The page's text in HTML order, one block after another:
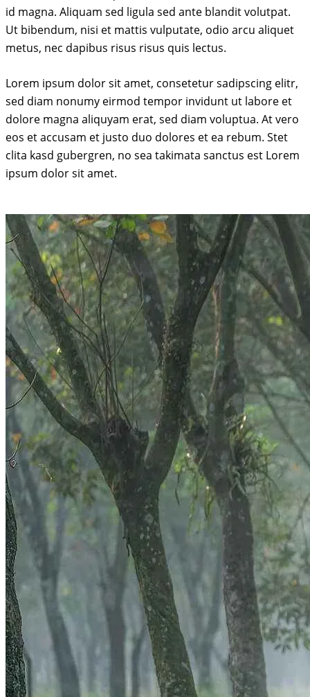
id magna. Aliquam sed ligula sed ante blandit volutpat.
Ut bibendum, nisi et mattis vulputate, odio arcu aliquet
metus, nec dapibus risus risus quis lectus.
Lorem ipsum dolor sit amet, consetetur sadipscing elitr,
sed diam nonumy eirmod tempor invidunt ut labore et
dolore magna aliquyam erat, sed diam voluptua. At vero
eos et accusam et justo duo dolores et ea rebum. Stet
clita kasd gubergren, no sea takimata sanctus est Lorem
ipsum dolor sit amet.